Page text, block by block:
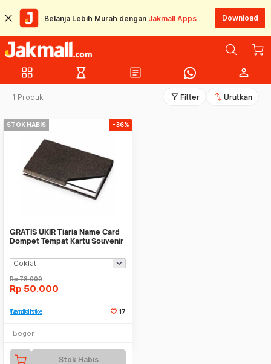
Belanja Lebih Murah dengan Jakmall Apps Download
grid_view hourglass_empty article person
1 Produk filter_alt Filter swap_vert Urutkan
STOK HABIS -36%
GRATIS UKIR Tiaria Name Card
Dompet Tempat Kartu Souvenir
Rp78.000
Rp 50.000
Tambah ke Watchlist 17
Bogor
Stok Habis